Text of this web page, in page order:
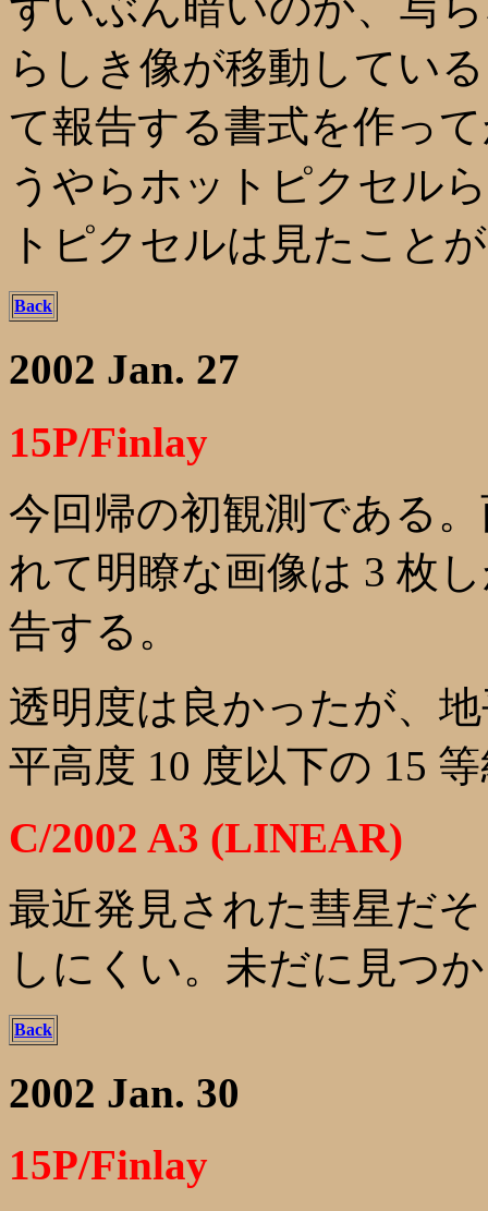
らしき像が移動してい
て報告する書式を作っ
うやらホットピクセル
トピクセルは見たこと
Back
2002 Jan. 27
15P/Finlay
今回帰の初観測である
れて明瞭な画像は 3 枚
告する。
透明度は良かったが、
平高度 10 度以下の 15
C/2002 A3 (LINEAR)
最近発見された彗星だ
しにくい。未だに見つ
Back
2002 Jan. 30
15P/Finlay